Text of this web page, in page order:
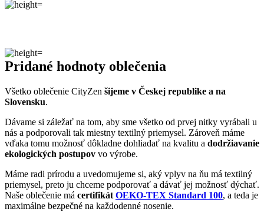
Pridané hodnoty oblečenia
Všetko oblečenie CityZen šijeme v Českej republike a na
Slovensku.
Dávame si záležať na tom, aby sme všetko od prvej nitky vyrábali u
nás a podporovali tak miestny textilný priemysel. Zároveň máme
vďaka tomu možnosť dôkladne dohliadať na kvalitu a dodržiavanie
ekologických postupov vo výrobe.
Máme radi prírodu a uvedomujeme si, aký vplyv na ňu má textilný
priemysel, preto ju chceme podporovať a dávať jej možnosť dýchať.
Naše oblečenie má certifikát OEKO-TEX Standard 100, a teda je
maximálne bezpečné na každodenné nosenie.